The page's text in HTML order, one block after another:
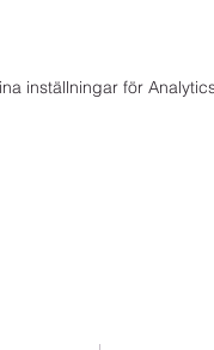
inställningar för